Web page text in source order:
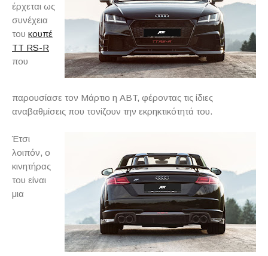
έρχεται ως
συνέχεια
του κουπέ
TT RS-R
που
παρουσίασε τον Μάρτιο η ABT, φέροντας τις ίδιες
αναβαθμίσεις που τονίζουν την εκρηκτικότητά του.
Έτσι
λοιπόν, ο
κινητήρας
του είναι
μια